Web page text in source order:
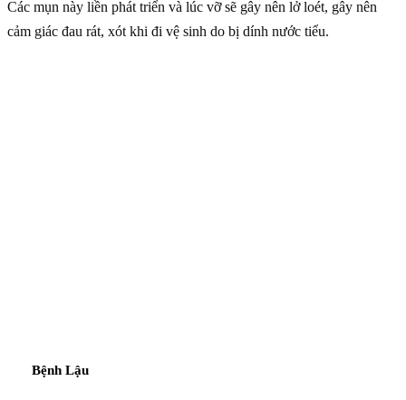
Các mụn này liền phát triển và lúc vỡ sẽ gây nên lở loét, gây nên
cảm giác đau rát, xót khi đi vệ sinh do bị dính nước tiểu.
Bệnh Lậu